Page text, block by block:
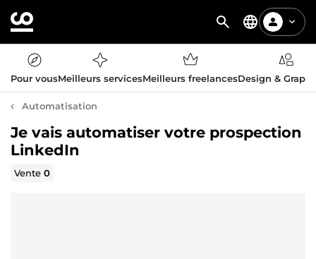
Pour vousMeilleurs servicesMeilleurs freelancesDesign &
Automatisation
Je vais automatiser votre prospection
LinkedIn
Vente0